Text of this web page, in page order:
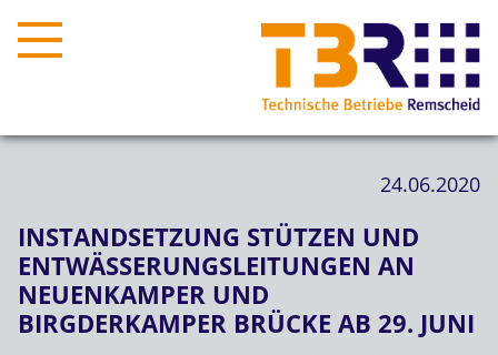
24.06.2020
INSTANDSETZUNG STÜTZEN UND
ENTWÄSSERUNGSLEITUNGEN AN
NEUENKAMPER UND
BIRGDERKAMPER BRÜCKE AB 29. JUNI